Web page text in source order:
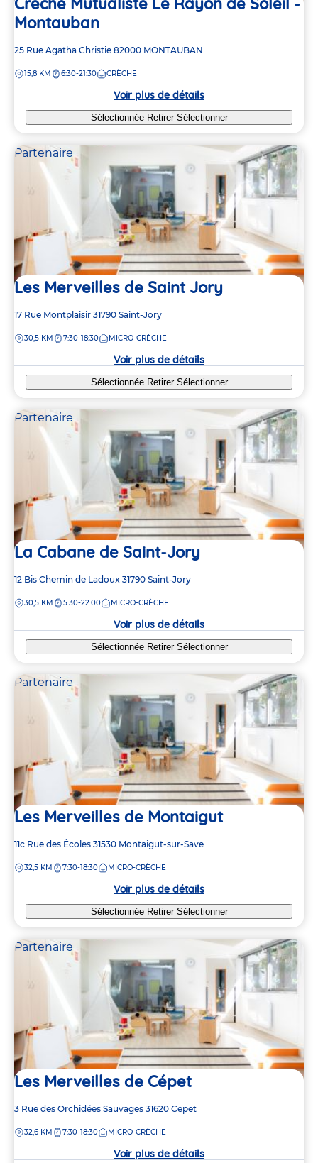
Montauban
Adresse
la
25 Rue Agatha Christie 82000 MONTAUBAN
DISTANCE
15,8 KM 6:30-21:30 CRÈCHE
Voir plus de détails
Sélectionnée Retirer Sélectionner
Partenaire
Les Merveilles de Saint Jory
Adresse
la
17 Rue Montplaisir 31790 Saint-Jory
DISTANCE
30,5 KM 7:30-18:30 MICRO-CRÈCHE
Voir plus de détails
Sélectionnée Retirer Sélectionner
Partenaire
La Cabane de Saint-Jory
Adresse
la
12 Bis Chemin de Ladoux 31790 Saint-Jory
DISTANCE
30,5 KM 5:30-22:00 MICRO-CRÈCHE
Voir plus de détails
Sélectionnée Retirer Sélectionner
Partenaire
Les Merveilles de Montaigut
Adresse
la
11c Rue des Écoles 31530 Montaigut-sur-Save
DISTANCE
32,5 KM 7:30-18:30 MICRO-CRÈCHE
Voir plus de détails
Sélectionnée Retirer Sélectionner
Partenaire
Les Merveilles de Cépet
Adresse
la
3 Rue des Orchidées Sauvages 31620 Cepet
DISTANCE
32,6 KM 7:30-18:30 MICRO-CRÈCHE
Voir plus de détails